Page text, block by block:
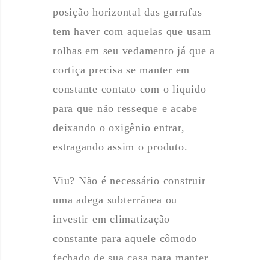
posição horizontal das garrafas
tem haver com aquelas que usam
rolhas em seu vedamento já que a
cortiça precisa se manter em
constante contato com o líquido
para que não resseque e acabe
deixando o oxigênio entrar,
estragando assim o produto.
Viu? Não é necessário construir
uma adega subterrânea ou
investir em climatização
constante para aquele cômodo